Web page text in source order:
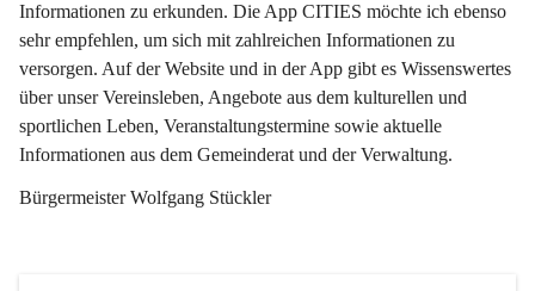
Informationen zu erkunden. Die App CITIES möchte ich ebenso
sehr empfehlen, um sich mit zahlreichen Informationen zu
versorgen. Auf der Website und in der App gibt es Wissenswertes
über unser Vereinsleben, Angebote aus dem kulturellen und
sportlichen Leben, Veranstaltungstermine sowie aktuelle
Informationen aus dem Gemeinderat und der Verwaltung.
Bürgermeister Wolfgang Stückler